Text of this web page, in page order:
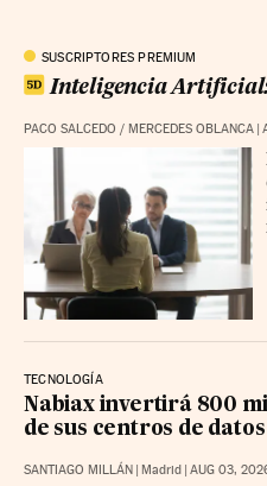
SUSCRIPTORES PREMIUM
Inteligencia
PACO SALCEDO / MERCEDES OBLANCA |
TECNOLOGÍA
Nabiax invertirá 800
de sus centros de
SANTIAGO MILLÁN | Madrid | AUG 03,